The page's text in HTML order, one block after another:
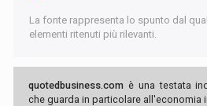
La fonte rappresenta lo spunto dal
elementi ritenuti più rilevanti.
quotedbusiness.com è una testata
che guarda in particolare all'economia